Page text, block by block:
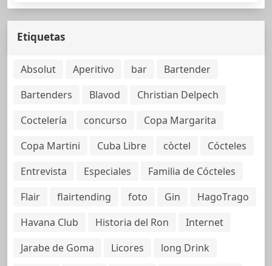
Etiquetas
Absolut Aperitivo bar
Bartender
Bartenders
Blavod
Christian Delpech
Coctelería
concurso
Copa Margarita
Copa Martini
Cuba Libre còctel
Cócteles
Entrevista
Especiales
Familia de Cócteles
Flair
flairtending foto Gin
HagoTrago
Havana Club
Historia del Ron
Internet
Jarabe de Goma
Licores
long Drink